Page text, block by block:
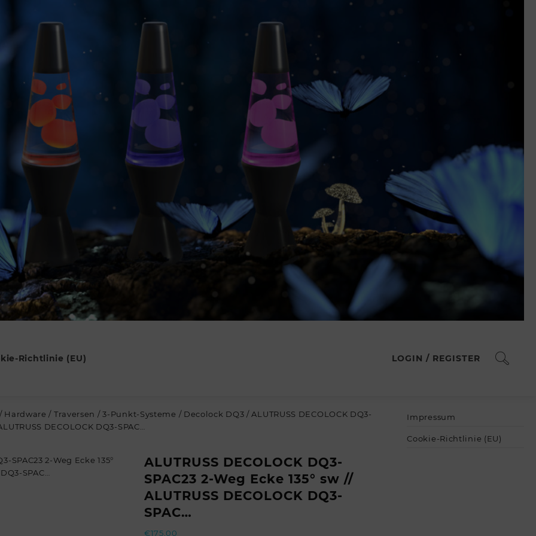
Richtlinie (EU) LOGIN / REGISTER
/ Hardware / Traversen /3-Punkt-Systeme / Decolock DQ3 / ALUTRUSS DECOLOCK DQ3-
DECOLOCK DQ3-SPAC…
ALUTRUSS DECOLOCK DQ3-
SPAC23 2-Weg Ecke 135° sw //
ALUTRUSS DECOLOCK DQ3-
SPAC…
€175,00
Impressum
Cookie-Richtlinie (EU)